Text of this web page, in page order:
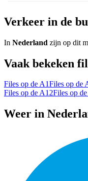
Verkeer in de
In Nederland zijn op dit
Vaak bekeken
Files op de A1Files op de
Files op de A12Files op
Weer in